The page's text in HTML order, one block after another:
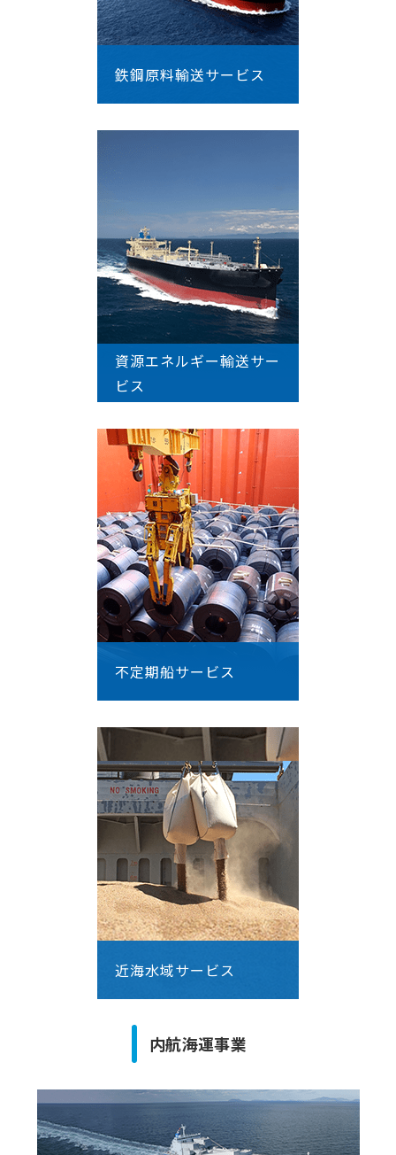
鉄鋼原料輸送サービス
資源エネルギー輸送サー
ビス
不定期船サービス
近海水域サービス
内航海運事業